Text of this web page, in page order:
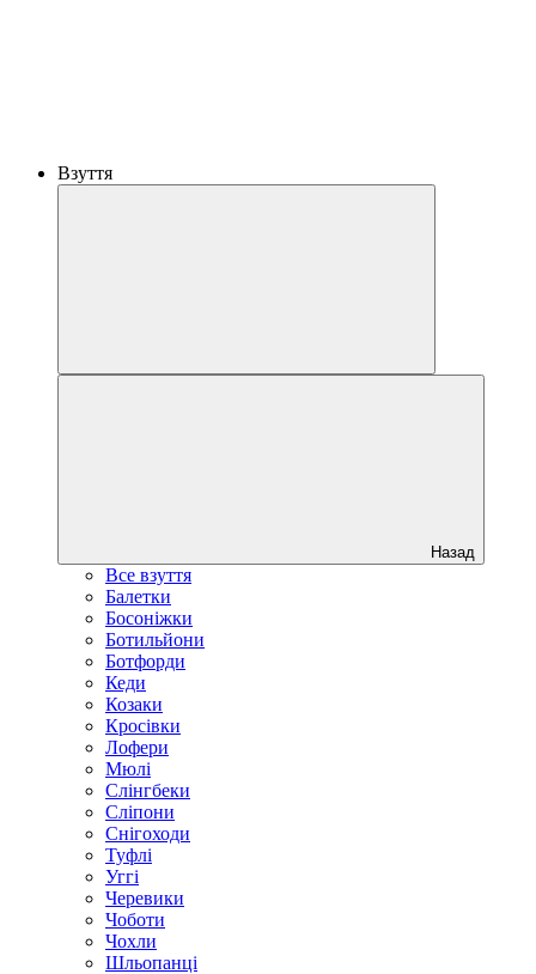
Взуття
Назад
Все взуття
Балетки
Босоніжки
Ботильйони
Ботфорди
Кеди
Козаки
Кросівки
Лофери
Мюлі
Слінгбеки
Сліпони
Снігоходи
Туфлі
Уггі
Черевики
Чоботи
Чохли
Шльопанці